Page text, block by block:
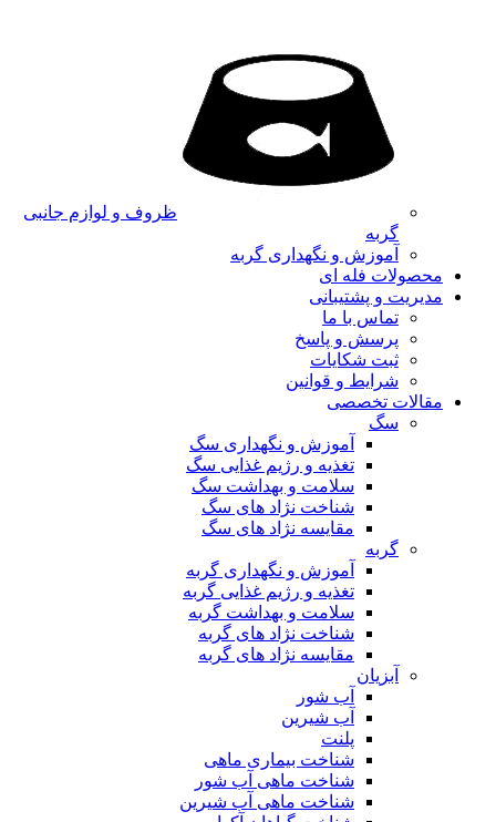
ظروف و لوازم جانبی
گربه
آموزش و نگهداری گربه
محصولات فله ای
مدیریت و پشتیبانی
تماس با ما
پرسش و پاسخ
ثبت شکایات
شرایط و قوانین
مقالات تخصصی
سگ
آموزش و نگهداری سگ
تغذیه و رژیم غذایی سگ
سلامت و بهداشت سگ
شناخت نژاد های سگ
مقایسه نژاد های سگ
گربه
آموزش و نگهداری گربه
تغذیه و رژیم غذایی گربه
سلامت و بهداشت گربه
شناخت نژاد های گربه
مقایسه نژاد های گربه
آبزیان
آب شور
آب شیرین
پلنت
شناخت بیماری ماهی
شناخت ماهی آب شور
شناخت ماهی آب شیرین